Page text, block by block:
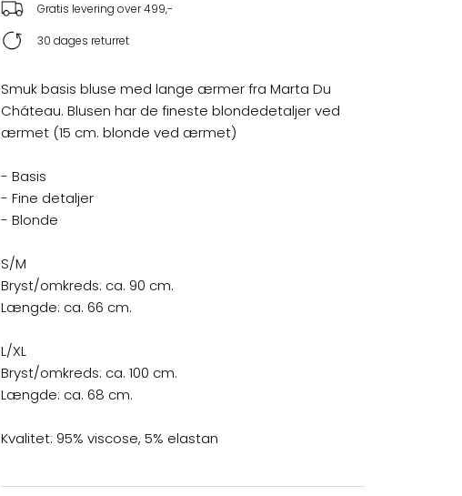
Gratis levering over 499,-
30 dages returret
Smuk basis bluse med lange ærmer fra Marta Du
Cháteau. Blusen har de fineste blondedetaljer ved
ærmet (15 cm. blonde ved ærmet)
- Basis
- Fine detaljer
- Blonde
S/M
Bryst/omkreds: ca. 90 cm.
Længde: ca. 66 cm.
L/XL
Bryst/omkreds: ca. 100 cm.
Længde: ca. 68 cm.
Kvalitet: 95% viscose, 5% elastan